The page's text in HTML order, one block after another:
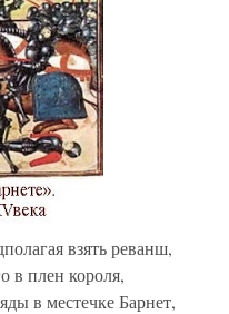
взять реванш,
в плен короля,
в местечке Барнет,